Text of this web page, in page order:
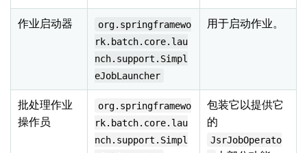
作业启动器
org.springframewo
rk.batch.core.lau
nch.support.Simpl
eJobLauncher
用于启动作业。
批处理作业
操作员
org.springframewo
rk.batch.core.lau
nch.support.Simpl
包装它以提供它
的
JsrJobOperato